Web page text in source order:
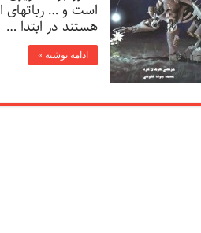
است و … رباتهای
هستند در ابتدا …
ادامه نوشته »